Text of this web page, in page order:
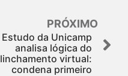
PRÓXIMO
Estudo da Unicamp
analisa lógica do
linchamento virtual:
condena primeiro